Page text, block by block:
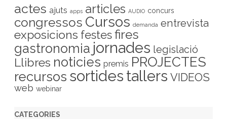
actes ajuts apps articles AUDIO concurs
congressos Cursos demanda entrevista
exposicions festesfires
gastronomia jornades legislació
Llibres noticies premis PROJECTES
recursos sortides tallers VIDEOS
web webinar
CATEGORIES